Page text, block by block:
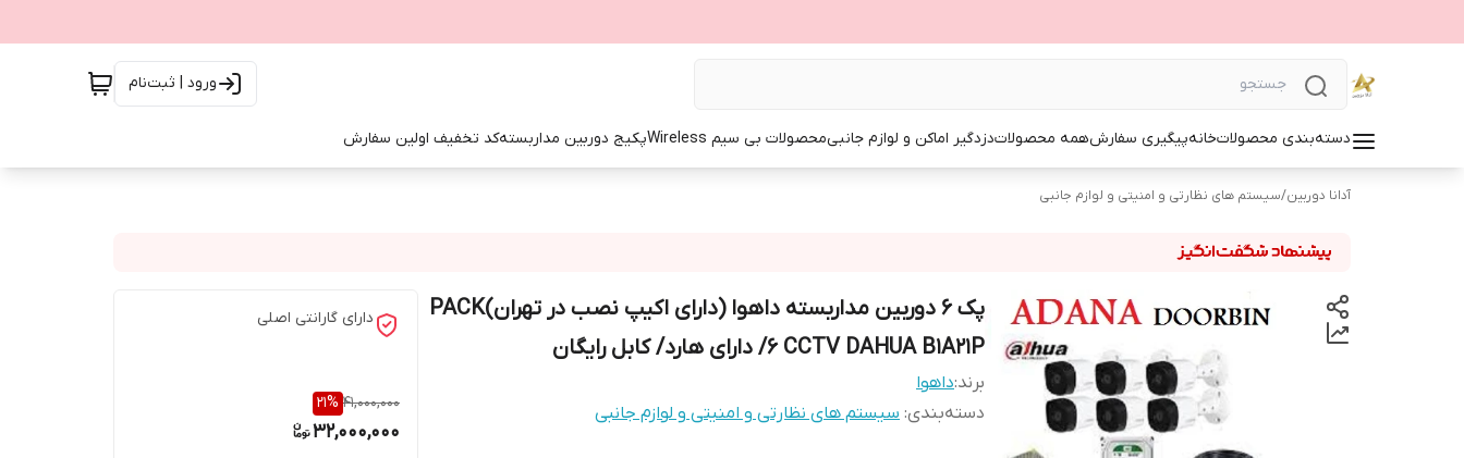
ورود | ثبت‌نام
دسته‌بندی محصولاتخانهپیگیری سفارشهمه محصولاتدزدگیر اماکن و لوازم جانبیمحصولات بی سیم Wireless پکیج دوربین مداربستهکد تخفیف اولین سفارش
آدانا دوربین/سیستم های نظارتی و امنیتی و لوازم جانبی
پک 6 دوربین مداربسته داهوا (دارای اکیپ نصب در تهران)PACK
6 CCTV DAHUA B1A21P/ دارای هارد/ کابل رایگان
برند:داهوا
دسته‌بندی: سیستم های نظارتی و امنیتی و لوازم جانبی
دارای گارانتی اصلی
41,000,000
21%
32,000,000